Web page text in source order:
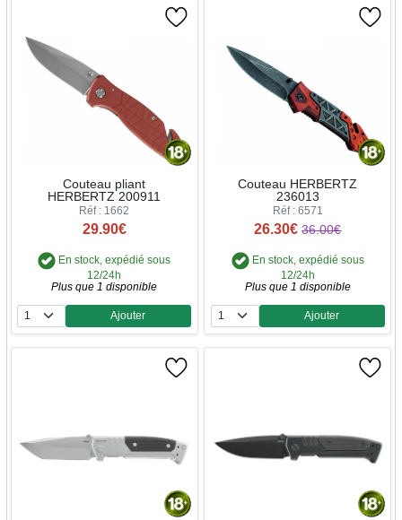
Couteau pliant
HERBERTZ 200911
Réf : 1662
29.90€
En stock, expédié sous
12/24h
Plus que 1 disponible
Quantité
Ajouter
Couteau HERBERTZ
236013
Réf : 6571
26.30€ 36.00€
En stock, expédié sous
12/24h
Plus que 1 disponible
Quantité
Ajouter